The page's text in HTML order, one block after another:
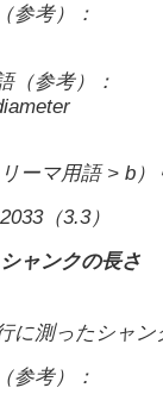
参考）：
（参考）：
ーマ用語 > b）
（3.3）
シャンクの長さ
に測ったシャ
参考）：